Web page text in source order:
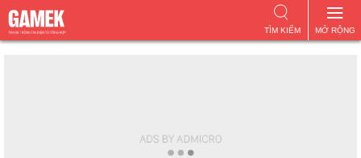
MỞ RỘNG
TÌM KIẾM